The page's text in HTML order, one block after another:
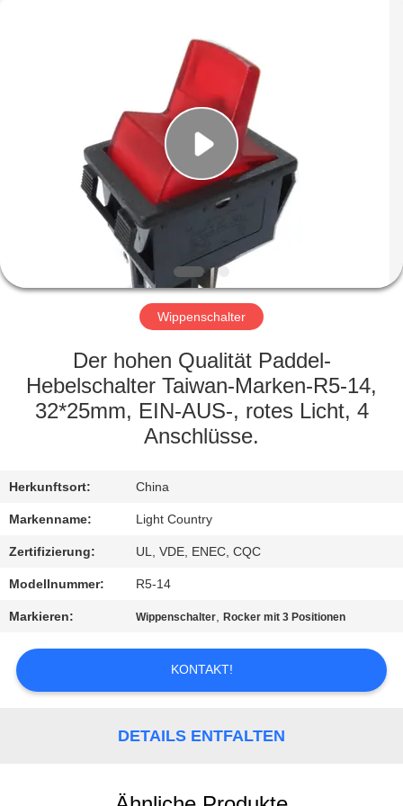
PRODUKTE
VIDEOS
VR
SHOW
UNS
QUALITÄTSKONTROLLE
TRETEN
SIE
UNS
IN
VERBINDUNG
NACHRICHTEN
Wippenschalter
Der hohen Qualität Paddel-
Hebelschalter Taiwan-Marken-R5-14,
32*25mm, EIN-AUS-, rotes Licht, 4
Anschlüsse.
Herkunftsort: China
Markenname: Light Country
Zertifizierung: UL, VDE, ENEC, CQC
Modellnummer: R5-14
Markieren: Wippenschalter,Rocker mit 3 Positionen
KONTAKT!
DETAILS ENTFALTEN